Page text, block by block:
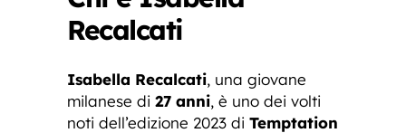
Recalcati
Isabella Recalcati, una giovane
milanese di 27 anni, è uno dei volti
noti dell’edizione 2023 di Temptation